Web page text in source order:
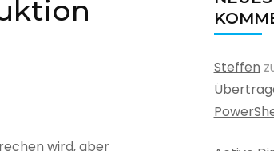
wird, aber
Steffen